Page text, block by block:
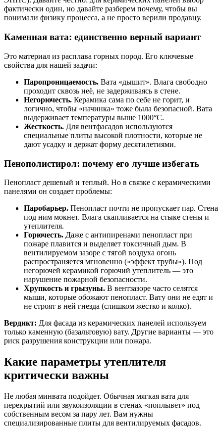
фактически один, но давайте разберем почему, чтобы вы
понимали физику процесса, а не просто верили продавцу.
Каменная вата: единственно верный вариант
Это материал из расплава горных пород. Его ключевые
свойства для нашей задачи:
Паропроницаемость. Вата «дышит». Влага свободно
проходит сквозь неё, не задерживаясь в стене.
Негорючесть. Керамика сама по себе не горит, и
логично, чтобы «начинка» тоже была безопасной. Вата
выдерживает температуры выше 1000°C.
Жесткость. Для вентфасадов используются
специальные плиты высокой плотности, которые не
дают усадку и держат форму десятилетиями.
Пенополистирол: почему его лучше избегать
Пенопласт дешевый и теплый. Но в связке с керамическими
панелями он создает проблемы:
Паробарьер. Пенопласт почти не пропускает пар. Стена
под ним мокнет. Влага скапливается на стыке стены и
утеплителя.
Горючесть. Даже с антипиренами пенопласт при
пожаре плавится и выделяет токсичный дым. В
вентилируемом зазоре с тягой воздуха огонь
распространяется мгновенно («эффект трубы»). Под
негорючей керамикой горючий утеплитель — это
нарушение пожарной безопасности.
Хрупкость и грызуны. В вентзазоре часто селятся
мыши, которые обожают пенопласт. Вату они не едят и
не строят в ней гнезда (слишком жестко и колко).
Вердикт: Для фасада из керамических панелей используем
только каменную (базальтовую) вату. Другие варианты — это
риск разрушения конструкции или пожара.
Какие параметры утеплителя
критически важны
Не любая минвата подойдет. Обычная мягкая вата для
перекрытий или звукоизоляции в стенах «поплывет» под
собственным весом за пару лет. Вам нужны
специализированные плиты для вентилируемых фасадов.